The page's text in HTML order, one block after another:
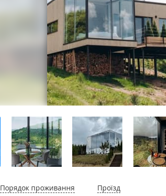
Порядок проживання
Проїзд